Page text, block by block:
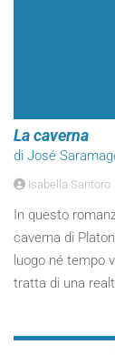
La caverna
di José
Isabella Santoro
In questo
caverna di
luogo né tempo
tratta di una